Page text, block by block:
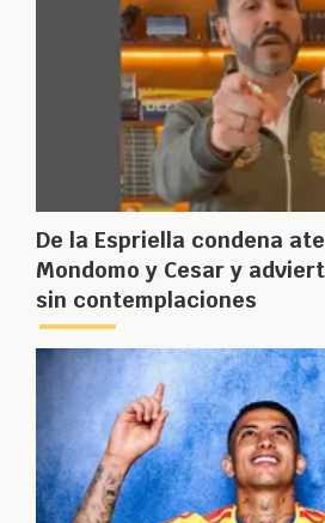
De la Espriella condena
Mondomo y Cesar y
sin contemplaciones